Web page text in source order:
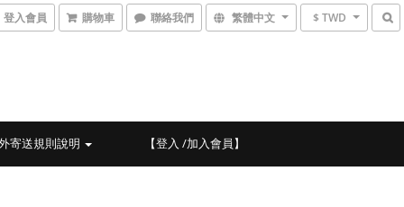
登入會員 購物車 聯絡我們 繁體中文 $ TWD
寄送規則說明 【登入 /加入會員】